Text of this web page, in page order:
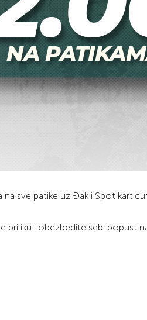
sve patike uz Đak i Spot
priliku i obezbedite sebi popust